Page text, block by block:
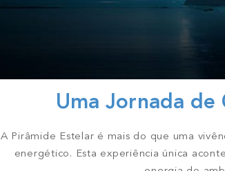
Uma Jornada de
A Pirâmide Estelar é mais do que uma
energético. Esta experiência única